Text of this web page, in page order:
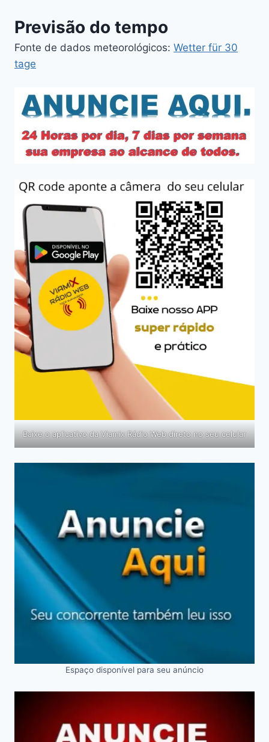
Previsão do tempo
Fonte de dados meteorológicos: Wetter für 30
tage
Baixe o aplicativo da Viamix Rádio Web direto no seu celular
Espaço disponível para seu anúncio